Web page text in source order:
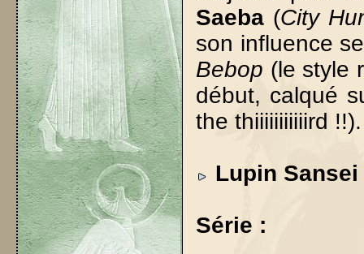
Saeba (City
son influence
Bebop (le style
début, calqué
the thiiiiiiiiiiird !!).
Lupin
Série :